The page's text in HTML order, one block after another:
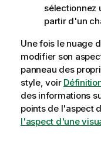
sélectionnez
partir d'un
Une fois le nuage
modifier son
panneau des
style, voir
des informations
points de l'aspect
l'aspect d'une